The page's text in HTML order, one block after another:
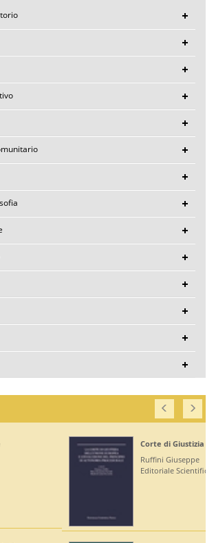
di Giustizia dell'Unione Europea
Editoriale Scientifica - € 36,00